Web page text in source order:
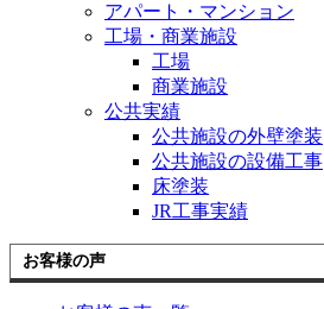
アパート・マンション
工場・商業施設
工場
商業施設
公共実績
公共施設の外壁塗装
公共施設の設備工事
床塗装
JR工事実績
お客様の声